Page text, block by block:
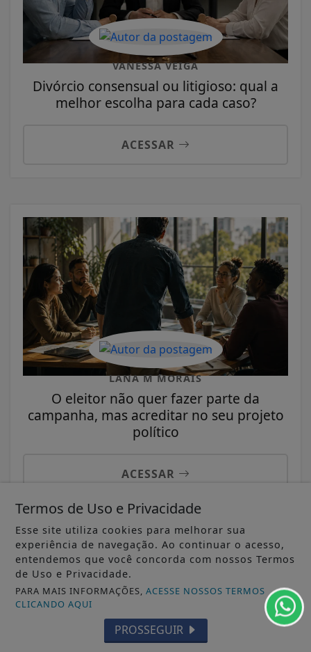
VANESSA VEIGA
Divórcio consensual ou litigioso: qual a
melhor escolha para cada caso?
ACESSAR
LANA M MORAIS
O eleitor não quer fazer parte da
campanha, mas acreditar no seu projeto
político
ACESSAR
Termos de Uso e Privacidade
Esse site utiliza cookies para melhorar sua
experiência de navegação. Ao continuar o acesso,
entendemos que você concorda com nossos Termos
de Uso e Privacidade.
PARA MAIS INFORMAÇÕES,ACESSE NOSSOS TERMOS
CLICANDO AQUI
PROSSEGUIR